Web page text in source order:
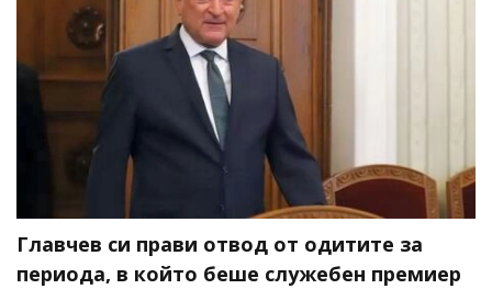
Главчев си прави отвод от одитите за
периода, в който беше служебен премиер